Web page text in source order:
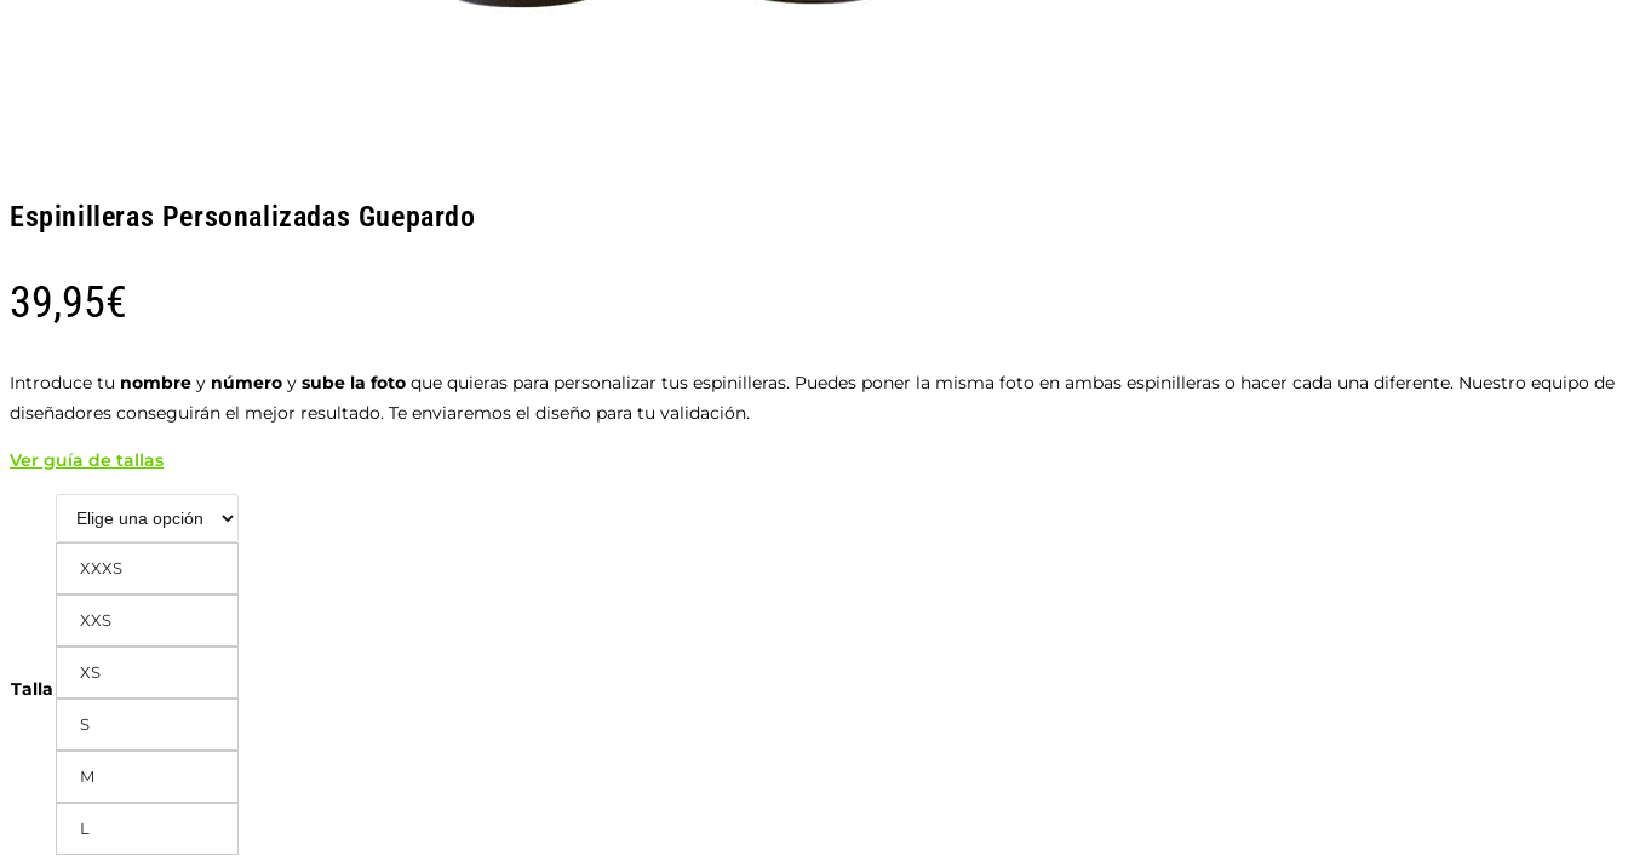
Espinilleras Personalizadas Guepardo
39,95€
Introduce tu nombre y número y sube la foto que quieras para personalizar tus espinilleras. Puedes poner la misma foto en ambas espinilleras o hacer cada una diferente. Nuestro equipo de
diseñadores conseguirán el mejor resultado. Te enviaremos el diseño para tu validación.
Ver guía de tallas
Talla
XXXS
XXS
XS
S
M
L